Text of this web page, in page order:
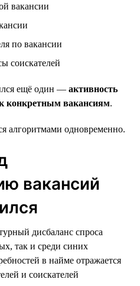
вакансии
по вакансии
соискателей
ещё один — активность
конкретным вакансиям.
алгоритмами одновременно.
вакансий
дисбаланс спроса
так и среди синих
в найме отражается
и соискателей